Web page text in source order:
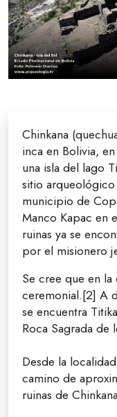
Chinkana
inca en Bolivia,
una isla del lago
sitio
municipio de
Manco Kapac en
ruinas ya se
por el misionero
Se cree que en
ceremonial.[2]​ A
se encuentra
Roca Sagrada de
Desde la
camino de
ruinas de